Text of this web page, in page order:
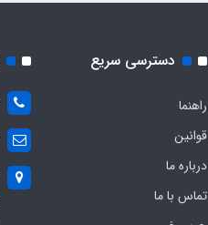
دسترسی سریع
راهنما
قوانین
درباره ما
تماس با ما